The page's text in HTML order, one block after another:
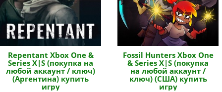
Repentant Xbox One &
Series X|S (покупка на
любой аккаунт / ключ)
(Аргентина) купить
игру
Fossil Hunters Xbox One
& Series X|S (покупка
на любой аккаунт /
ключ) (США) купить
игру